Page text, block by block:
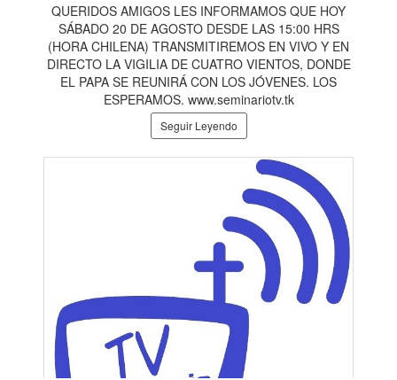
QUERIDOS AMIGOS LES INFORMAMOS QUE HOY
SÁBADO 20 DE AGOSTO DESDE LAS 15:00 HRS
(HORA CHILENA) TRANSMITIREMOS EN VIVO Y EN
DIRECTO LA VIGILIA DE CUATRO VIENTOS, DONDE
EL PAPA SE REUNIRÁ CON LOS JÓVENES. LOS
ESPERAMOS. www.seminariotv.tk
Seguir Leyendo